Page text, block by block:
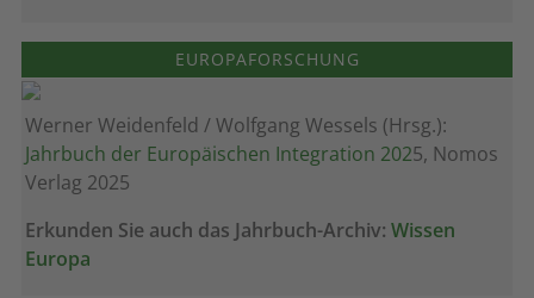
EUROPAFORSCHUNG
Werner Weidenfeld / Wolfgang Wessels (Hrsg.):
Jahrbuch der Europäischen Integration 2025, Nomos
Verlag 2025
Erkunden Sie auch das Jahrbuch-Archiv: Wissen
Europa